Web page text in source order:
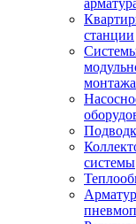
станции
монтажа
системы